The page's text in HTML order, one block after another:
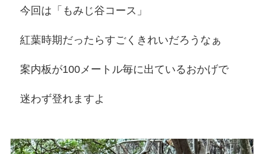
今回は「もみじ谷コース」
紅葉時期だったらすごくきれいだろうなぁ
案内板が100メートル毎に出ているおかげで
迷わず登れますよ